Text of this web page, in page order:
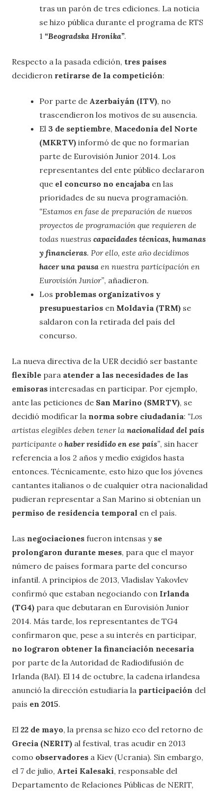
tras un parón de tres ediciones. La noticia
se hizo pública durante el programa de RTS
1 “Beogradska Hronika”.
Respecto a la pasada edición, tres países
decidieron retirarse de la competición:
Por parte de Azerbaiyán (ITV), no
trascendieron los motivos de su ausencia.
El 3 de septiembre, Macedonia del Norte
(MKRTV) informó de que no formarían
parte de Eurovisión Junior 2014. Los
representantes del ente público declararon
que el concurso no encajaba en las
prioridades de su nueva programación.
“Estamos en fase de preparación de nuevos
proyectos de programación que requieren de
todas nuestras capacidades técnicas, humanas
y financieras. Por ello, este año decidimos
hacer una pausa en nuestra participación en
Eurovisión Junior”, añadieron.
Los problemas organizativos y
presupuestarios en Moldavia (TRM) se
saldaron con la retirada del país del
concurso.
La nueva directiva de la UER decidió ser bastante
flexible para atender a las necesidades de las
emisoras interesadas en participar. Por ejemplo,
ante las peticiones de San Marino (SMRTV), se
decidió modificar la norma sobre ciudadanía: “Los
artistas elegibles deben tener la nacionalidad del país
participante o haber residido en ese país”, sin hacer
referencia a los 2 años y medio exigidos hasta
entonces. Técnicamente, esto hizo que los jóvenes
cantantes italianos o de cualquier otra nacionalidad
pudieran representar a San Marino si obtenían un
permiso de residencia temporal en el país.
Las negociaciones fueron intensas y se
prolongaron durante meses, para que el mayor
número de países formara parte del concurso
infantil. A principios de 2013, Vladislav Yakovlev
confirmó que estaban negociando con Irlanda
(TG4) para que debutaran en Eurovisión Junior
2014. Más tarde, los representantes de TG4
confirmaron que, pese a su interés en participar,
no lograron obtener la financiación necesaria
por parte de la Autoridad de Radiodifusión de
Irlanda (BAI). El 14 de octubre, la cadena irlandesa
anunció la dirección estudiaría la participación del
país en 2015.
El 22 de mayo, la prensa se hizo eco del retorno de
Grecia (NERIT) al festival, tras acudir en 2013
como observadores a Kiev (Ucrania). Sin embargo,
el 7 de julio, Artei Kalesaki, responsable del
Departamento de Relaciones Públicas de NERIT,